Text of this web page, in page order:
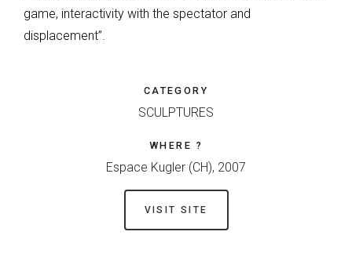
game, interactivity with the spectator and
displacement”.
CATEGORY
SCULPTURES
WHERE ?
Espace Kugler (CH), 2007
VISIT SITE